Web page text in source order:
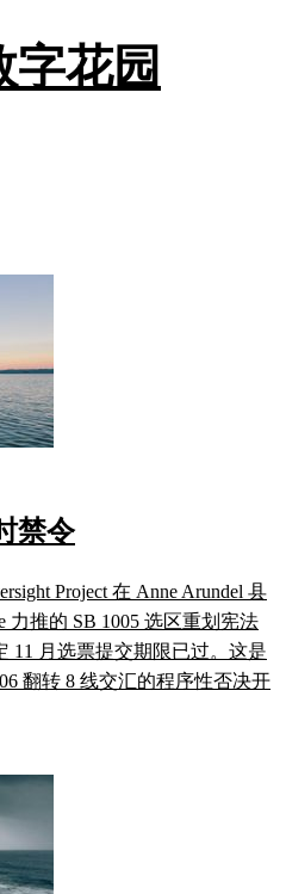
字花园
禁令
Project 在 Anne Arundel 县
力推的 SB 1005 选区重划宪法
11 月选票提交期限已过。这是
翻转 8 线交汇的程序性否决开